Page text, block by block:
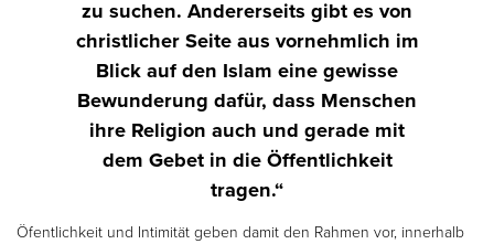
zu suchen. Andererseits gibt es von
christlicher Seite aus vornehmlich im
Blick auf den Islam eine gewisse
Bewunderung dafür, dass Menschen
ihre Religion auch und gerade mit
dem Gebet in die Öffentlichkeit
tragen.“
Öfentlichkeit und Intimität geben damit den Rahmen vor, innerhalb